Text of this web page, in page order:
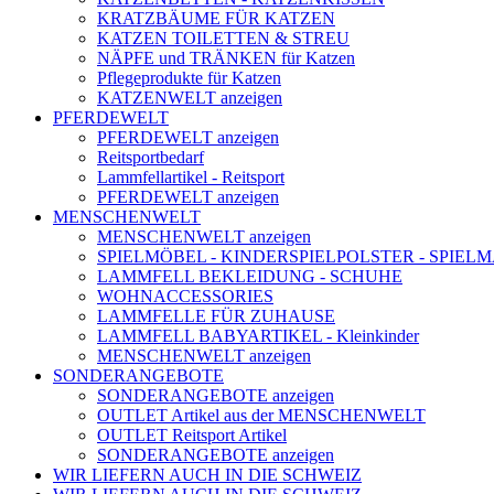
KRATZBÄUME FÜR KATZEN
KATZEN TOILETTEN & STREU
NÄPFE und TRÄNKEN für Katzen
Pflegeprodukte für Katzen
KATZENWELT anzeigen
PFERDEWELT
PFERDEWELT anzeigen
Reitsportbedarf
Lammfellartikel - Reitsport
PFERDEWELT anzeigen
MENSCHENWELT
MENSCHENWELT anzeigen
SPIELMÖBEL - KINDERSPIELPOLSTER -
LAMMFELL BEKLEIDUNG - SCHUHE
WOHNACCESSORIES
LAMMFELLE FÜR ZUHAUSE
LAMMFELL BABYARTIKEL - Kleinkinder
MENSCHENWELT anzeigen
SONDERANGEBOTE
SONDERANGEBOTE anzeigen
OUTLET Artikel aus der MENSCHENWELT
OUTLET Reitsport Artikel
SONDERANGEBOTE anzeigen
WIR LIEFERN AUCH IN DIE SCHWEIZ